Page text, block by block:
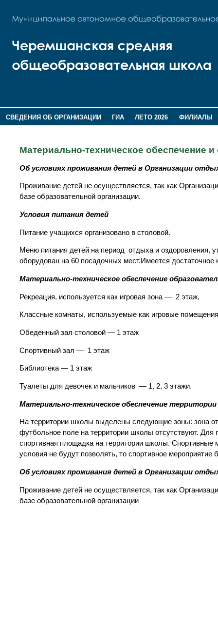
СВЕДЕНИЯ ОБ ОРГАНИЗАЦИИ ГИА ЛЕТО 2026
ФИЛИАЛЫ
Материально-техническое обеспечение
Об условиях проживания детей в Организации
Проживание детей не осуществляется, так как
базе образовательной организации.
Условия питания детей
Питание учащихся организовано в столовой.
Меню питания детей на период отдыха и оздоровления,
оборудован на 60 посадочных мест.Имеется
Материально-техническое обеспечение
Рекреация, используется как игровая зона — 2 этаж,
Классные комнаты, используемые как игровые
Обеденный зал столовой — 1 этаж
Спортивный зал — 1 этаж
Библиотека — 1 этаж
Туалеты для девочек и мальчиков — 1, 2, 3 этажи.
Материально-техническое обеспечение
На территории школы выделены следующие зоны: зона
футбольное поле на территории школы отсутствуют. Для
спортивная площадка на территории школы. Спортивные
условия не будут позволять, то спортивное
Об условиях проживания детей в Организации
Проживание детей не осуществляется, так как
базе образовательной организации